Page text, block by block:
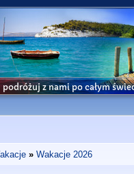
podróżuj z nami po całym
» Wakacje 2026